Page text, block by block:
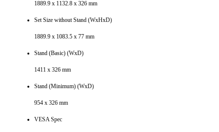
1889.9 x 1132.8 x 326 mm
Set Size without Stand (WxHxD)
1889.9 x 1083.5 x 77 mm
Stand (Basic) (WxD)
1411 x 326 mm
Stand (Minimum) (WxD)
954 x 326 mm
VESA Spec